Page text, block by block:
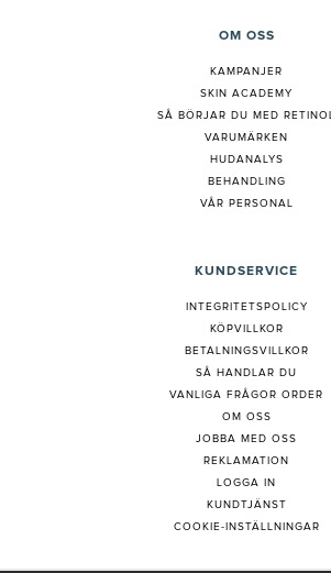
OM OSS
KAMPANJER
SKIN ACADEMY
SÅ BÖRJAR DU MED RETINOL
VARUMÄRKEN
HUDANALYS
BEHANDLING
VÅR PERSONAL
KUNDSERVICE
INTEGRITETSPOLICY
KÖPVILLKOR
BETALNINGSVILLKOR
SÅ HANDLAR DU
VANLIGA FRÅGOR ORDER
OM OSS
JOBBA MED OSS
REKLAMATION
LOGGA IN
KUNDTJÄNST
COOKIE-INSTÄLLNINGAR